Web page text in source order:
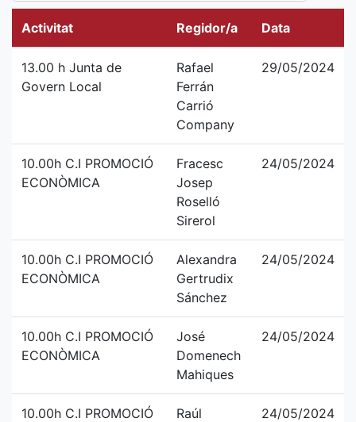
Activitat Regidor/a Data
13.00 h Junta de
Govern Local
Rafael
Ferrán
Carrió
Company
29/05/2024
10.00h C.I PROMOCIÓ
ECONÒMICA
Fracesc
Josep
Roselló
Sirerol
24/05/2024
10.00h C.I PROMOCIÓ
ECONÒMICA
Alexandra
Gertrudix
Sánchez
24/05/2024
10.00h C.I PROMOCIÓ
ECONÒMICA
José
Domenech
Mahiques
24/05/2024
10.00h C.I PROMOCIÓ
Raúl
24/05/2024